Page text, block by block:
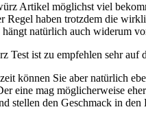
Artikel möglichst viel
Regel haben trotzdem die
natürlich auch widerum
Test ist zu empfehlen sehr
können Sie aber natürlich
eine mag möglicherweise
stellen den Geschmack in den